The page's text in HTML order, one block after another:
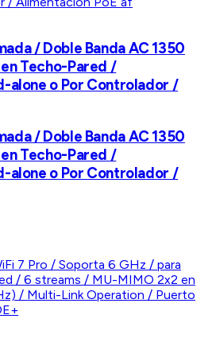
/ Doble Banda AC 1350
Techo-Pared /
alone o Por Controlador /
/ Doble Banda AC 1350
Techo-Pared /
alone o Por Controlador /